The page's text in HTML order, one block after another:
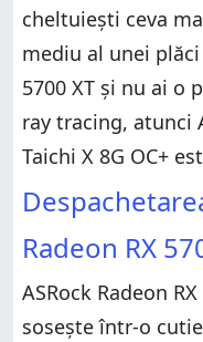
cheltuiești ceva
mediu al unei plăci
5700 XT și nu ai o
ray tracing, atunci
Taichi X 8G OC+
Radeon RX
ASRock Radeon
sosește într-o